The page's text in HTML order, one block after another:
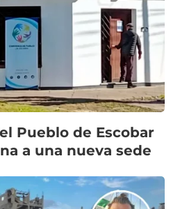
Pueblo de Escobar
a una nueva sede